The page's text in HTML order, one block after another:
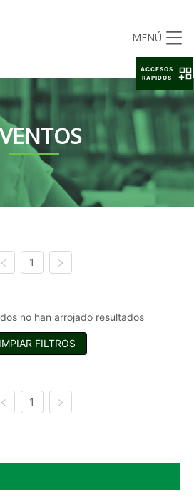
MENÚ
1
no han arrojado resultados
FILTROS
1
ACCESOS
RAPIDOS